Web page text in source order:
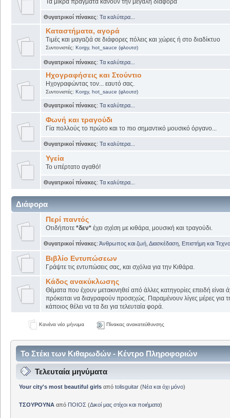
Θυγατρικοί πίνακες: Τα καλύτερα...
Καταστήματα, αγορά
Τιμές και μαγαζιά σε διάφορες πόλεις και χώρες ή στο διαδίκτυο
Συντονιστές: Korgy, hot_sauce (φλουτσ)
Θυγατρικοί πίνακες: Τα καλύτερα...
Ηχογραφήσεις και Στούντιο
Ηχογραφώντας τον... εαυτό σας.
Συντονιστές: Korgy, hot_sauce (φλουτσ)
Θυγατρικοί πίνακες: Τα καλύτερα...
Φωνή και τραγούδι
Γία πολλούς το πρώτο και το πιο σημαντικό μουσικό όργανο...
Θυγατρικοί πίνακες: Τα καλύτερα...
Υγεία
Το υπέρτατο αγαθό!
Θυγατρικοί πίνακες: Τα καλύτερα...
Διάφορα
Περί παντός
Οτιδήποτε *δεν*έχει σχέση με κιθάρα, μουσική και τραγούδι.
Θυγατρικοί πίνακες: Άνθρωπος και ζωή Διασκέδαση Επιστήμη και
Βιβλίο Εντυπώσεων
Γράψτε τις εντυπώσεις σας, και σχόλια για την Κιθάρα.
Κάδος ανακύκλωσης
Θέματα που έχουν μετακινηθεί από άλλες κατηγορίες επειδή είναι
πρόκειται να διαγραφούν προσεχώς. Παραμένουν λίγες μέρες για
κάποιος θέλει να τα δει για τελευταία φορά.
Κανένα νέο μήνυμα Πίνακας ανακατεύθυνσης
Το Στέκι των Κιθαρωδών - Κέντρο Πληροφοριών
Τελευταία μηνύματα
Your city's most beautiful girlsαπό tolisguitar(Νέα και όχι μόνο)
ΤΣΟΥΡΟΥΝΑαπό ΠΟΙΟΣ (Δικοί μας στίχοι και ποιήματα)